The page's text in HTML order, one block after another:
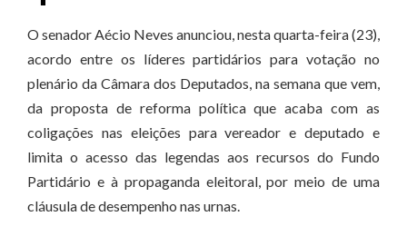
O senador Aécio Neves anunciou, nesta quarta-feira (23),
acordo entre os líderes partidários para votação no
plenário da Câmara dos Deputados, na semana que vem,
da proposta de reforma política que acaba com as
coligações nas eleições para vereador e deputado e
limita o acesso das legendas aos recursos do Fundo
Partidário e à propaganda eleitoral, por meio de uma
cláusula de desempenho nas urnas.